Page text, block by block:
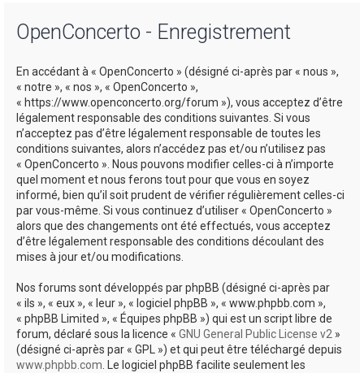
OpenConcerto - Enregistrement
En accédant à « OpenConcerto » (désigné ci-après par « nous »,
« notre », « nos », « OpenConcerto »,
« https://www.openconcerto.org/forum »), vous acceptez d’être
légalement responsable des conditions suivantes. Si vous
n’acceptez pas d’être légalement responsable de toutes les
conditions suivantes, alors n’accédez pas et/ou n’utilisez pas
« OpenConcerto ». Nous pouvons modifier celles-ci à n’importe
quel moment et nous ferons tout pour que vous en soyez
informé, bien qu’il soit prudent de vérifier régulièrement celles-ci
par vous-même. Si vous continuez d’utiliser « OpenConcerto »
alors que des changements ont été effectués, vous acceptez
d’être légalement responsable des conditions découlant des
mises à jour et/ou modifications.
Nos forums sont développés par phpBB (désigné ci-après par
« ils », « eux », « leur », « logiciel phpBB », « www.phpbb.com »,
« phpBB Limited », « Équipes phpBB ») qui est un script libre de
forum, déclaré sous la licence « GNU General Public License v2 »
(désigné ci-après par « GPL ») et qui peut être téléchargé depuis
www.phpbb.com. Le logiciel phpBB facilite seulement les